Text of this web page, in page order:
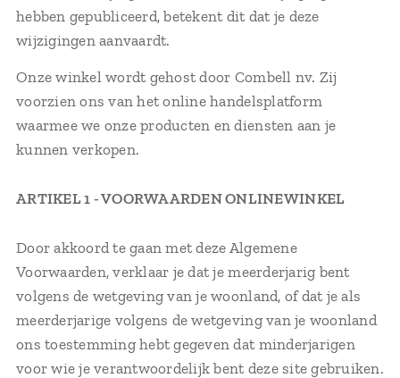
hebben gepubliceerd, betekent dit dat je deze
wijzigingen aanvaardt.
Onze winkel wordt gehost door Combell nv. Zij
voorzien ons van het online handelsplatform
waarmee we onze producten en diensten aan je
kunnen verkopen.
ARTIKEL 1 - VOORWAARDEN ONLINEWINKEL
Door akkoord te gaan met deze Algemene
Voorwaarden, verklaar je dat je meerderjarig bent
volgens de wetgeving van je woonland, of dat je als
meerderjarige volgens de wetgeving van je woonland
ons toestemming hebt gegeven dat minderjarigen
voor wie je verantwoordelijk bent deze site gebruiken.